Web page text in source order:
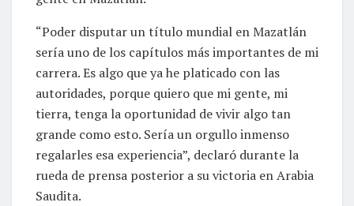
“Poder disputar un título mundial en Mazatlán
sería uno de los capítulos más importantes de mi
carrera. Es algo que ya he platicado con las
autoridades, porque quiero que mi gente, mi
tierra, tenga la oportunidad de vivir algo tan
grande como esto. Sería un orgullo inmenso
regalarles esa experiencia”, declaró durante la
rueda de prensa posterior a su victoria en Arabia
Saudita.